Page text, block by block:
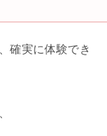
確実に体験でき